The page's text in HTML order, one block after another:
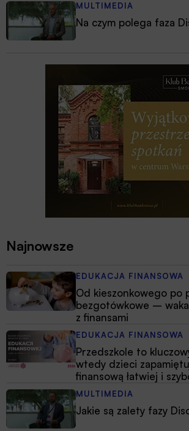
MULTIMEDIA
Na czym polega faza
Najnowsze
EDUKACJA FINANSOWA
Od kieszonkowego po
bezgotówkowe –
z finansami
EDUKACJA FINANSOWA
Przedszkole to
wtedy dzieci
finansową łatwiej i
MULTIMEDIA
Jakie są zalety fazy